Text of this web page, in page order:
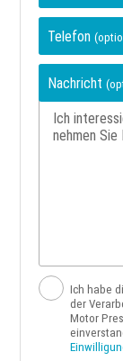
Telefon
Nachricht
Ich habe
der
Motor